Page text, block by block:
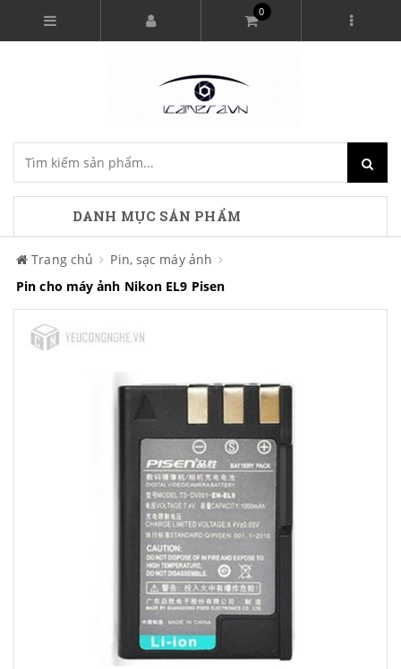
0
DANH MỤC SẢN PHẨM
Trang chủ
Pin, sạc máy ảnh
Pin cho máy ảnh Nikon EL9 Pisen